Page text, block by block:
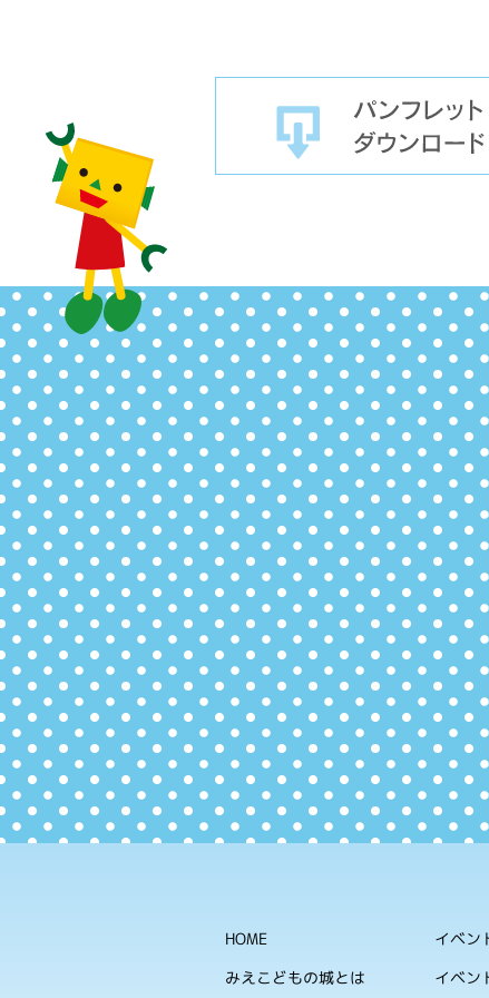
HOME
みえこどもの城とは
イベン
イベン